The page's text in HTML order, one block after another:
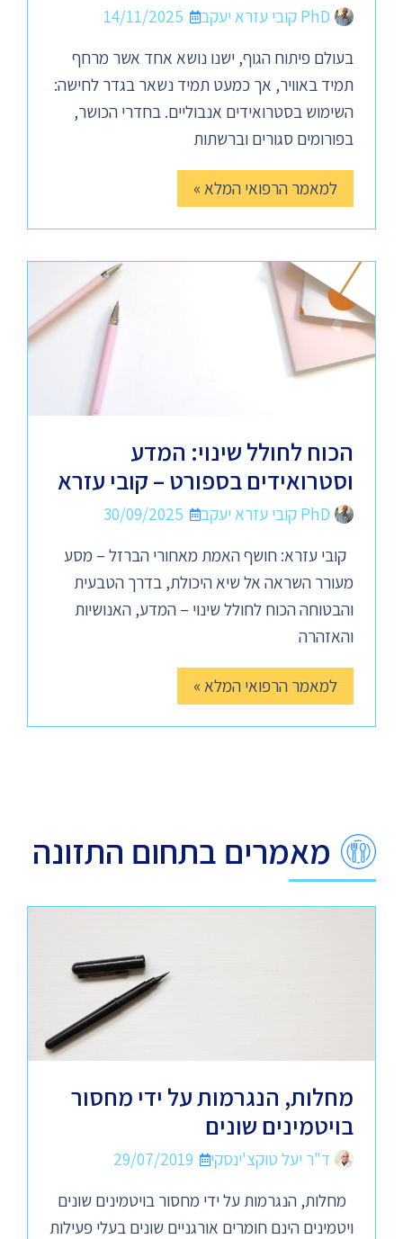
PhD קובי עזרא יעקב
14/11/2025
בעולם פיתוח הגוף, ישנו נושא אחד אשר מרחף
תמיד באוויר, אך כמעט תמיד נשאר בגדר לחישה:
השימוש בסטרואידים אנבוליים. בחדרי הכושר,
בפורומים סגורים וברשתות
למאמר הרפואי המלא »
הכוח לחולל שינוי: המדע
וסטרואידים בספורט – קובי עזרא
PhD קובי עזרא יעקב
30/09/2025
קובי עזרא: חושף האמת מאחורי הברזל – מסע
מעורר השראה אל שיא היכולת, בדרך הטבעית
והבטוחה הכוח לחולל שינוי – המדע, האנושיות
והאזהרה
למאמר הרפואי המלא »
מאמרים בתחום התזונה
מחלות, הנגרמות על ידי מחסור
בויטמינים שונים
ד"ר יעל טוקצ'ינסקי
29/07/2019
מחלות, הנגרמות על ידי מחסור בויטמינים שונים
ויטמינים הינם חומרים אורגניים שונים בעלי פעילות